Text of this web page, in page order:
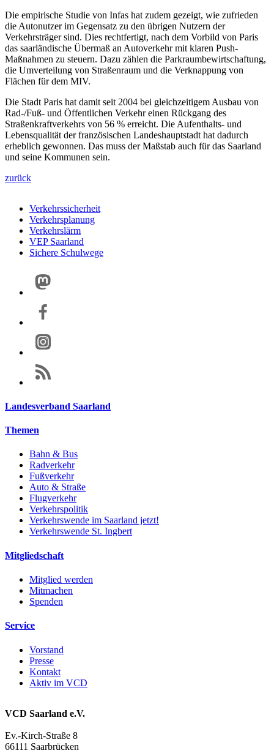
Die empirische Studie von Infas hat zudem gezeigt, wie zufrieden
die Autonutzer im Gegensatz zu den übrigen Nutzern der
Verkehrsträger sind. Dies rechtfertigt, nach dem Vorbild von Paris
das saarländische Übermaß an Autoverkehr mit klaren Push-
Maßnahmen zu steuern. Dazu zählen die Parkraumbewirtschaftung,
die Umverteilung von Straßenraum und die Verknappung von
Flächen für dem MIV.
Die Stadt Paris hat damit seit 2004 bei gleichzeitigem Ausbau von
Rad-/Fuß- und Öffentlichen Verkehr einen Rückgang des
Straßenkraftverkehrs von 56 % erreicht. Die Aufenthalts- und
Lebensqualität der französischen Landeshauptstadt hat dadurch
erheblich gewonnen. Das muss der Maßstab auch für das Saarland
und seine Kommunen sein.
zurück
Verkehrssicherheit
Verkehrsplanung
Verkehrslärm
VEP Saarland
Sichere Schulwege
Landesverband Saarland
Themen
Bahn & Bus
Radverkehr
Fußverkehr
Auto & Straße
Flugverkehr
Verkehrspolitik
Verkehrswende im Saarland jetzt!
Verkehrswende St. Ingbert
Mitgliedschaft
Mitglied werden
Mitmachen
Spenden
Service
Vorstand
Presse
Kontakt
Aktiv im VCD
VCD Saarland e.V.
Ev.-Kirch-Straße 8
66111 Saarbrücken